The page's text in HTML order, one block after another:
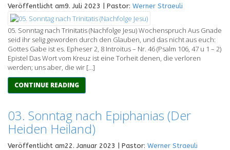
Veröffentlicht am9. Juli 2023 | Pastor: Werner Straeuli
05. Sonntag nach Trinitatis (Nachfolge Jesu) Wochenspruch Aus Gnade
seid ihr selig geworden durch den Glauben, und das nicht aus euch:
Gottes Gabe ist es. Epheser 2, 8 Introitus – Nr. 46 (Psalm 106, 47 u 1 – 2)
Epistel Das Wort vom Kreuz ist eine Torheit denen, die verloren
werden; uns aber, die wir […]
CONTINUE READING
03. Sonntag nach Epiphanias (Der
Heiden Heiland)
Veröffentlicht am22. Januar 2023 | Pastor: Werner Straeuli